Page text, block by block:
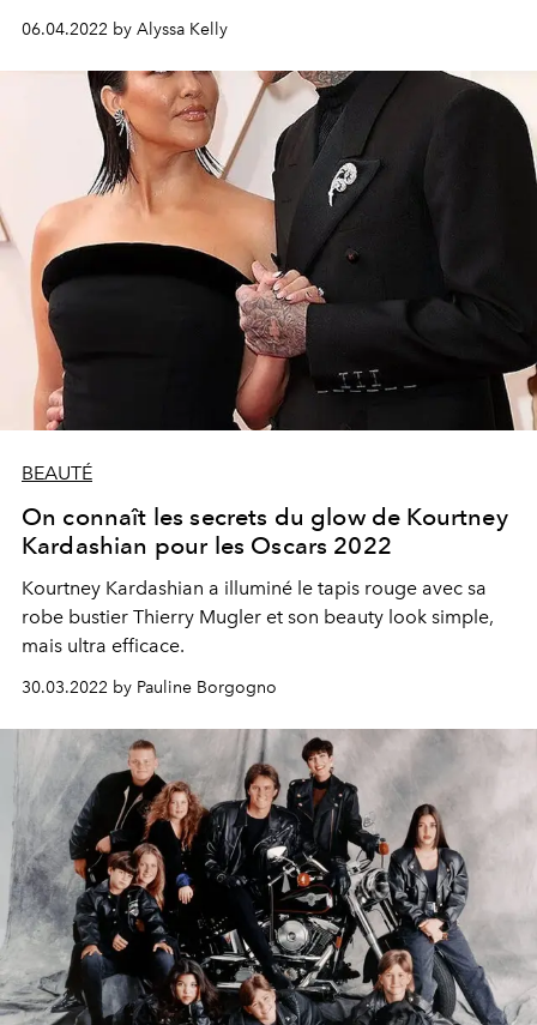
06.04.2022 by Alyssa Kelly
BEAUTÉ
On connaît les secrets du glow de Kourtney
Kardashian pour les Oscars 2022
Kourtney Kardashian a illuminé le tapis rouge avec sa
robe bustier Thierry Mugler et son beauty look simple,
mais ultra efficace.
30.03.2022 by Pauline Borgogno